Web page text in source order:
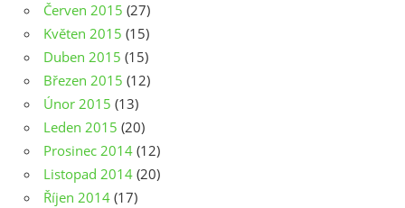
Červen 2015 (27)
Květen 2015 (15)
Duben 2015 (15)
Březen 2015 (12)
Únor 2015 (13)
Leden 2015 (20)
Prosinec 2014 (12)
Listopad 2014 (20)
Říjen 2014 (17)